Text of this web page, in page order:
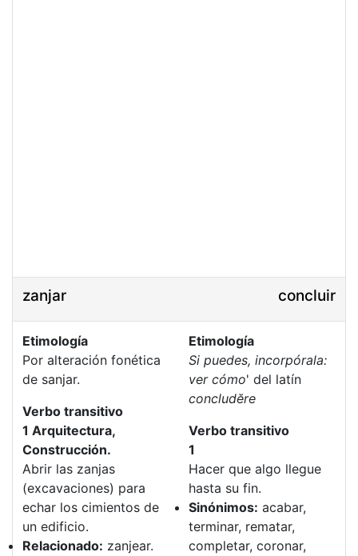
zanjar concluir
Etimología
Por alteración fonética
de sanjar.
Verbo transitivo
1 Arquitectura,
Construcción.
Abrir las zanjas
(excavaciones) para
echar los cimientos de
un edificio.
Relacionado: zanjear.
Etimología
Si puedes, incorpórala:
ver cómo' del latín
concludĕre
Verbo transitivo
1
Hacer que algo llegue
hasta su fin.
Sinónimos: acabar,
terminar, rematar,
completar, coronar,